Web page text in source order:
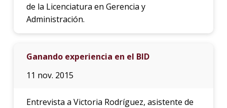
de la Licenciatura en Gerencia y
Administración.
Ganando experiencia en el BID
11 nov. 2015
Entrevista a Victoria Rodrí­guez, asistente de